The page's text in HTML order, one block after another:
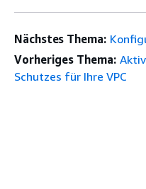
Nächstes Thema:
Vorheriges Thema:
Schutzes für Ihre VPC